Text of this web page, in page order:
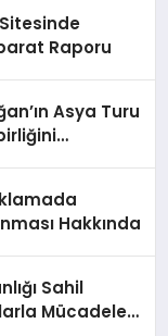
Raporu
Asya Turu
Hakkında
Sahil
Mücadele